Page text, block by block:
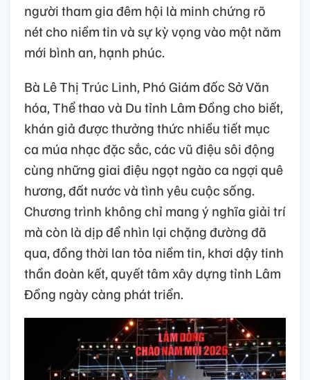
người tham gia đêm hội là minh chứng rõ
nét cho niềm tin và sự kỳ vọng vào một năm
mới bình an, hạnh phúc.
Bà Lê Thị Trúc Linh, Phó Giám đốc Sở Văn
hóa, Thể thao và Du tỉnh Lâm Đồng cho biết,
khán giả được thưởng thức nhiều tiết mục
ca múa nhạc đặc sắc, các vũ điệu sôi động
cùng những giai điệu ngọt ngào ca ngợi quê
hương, đất nước và tình yêu cuộc sống.
Chương trình không chỉ mang ý nghĩa giải trí
mà còn là dịp để nhìn lại chặng đường đã
qua, đồng thời lan tỏa niềm tin, khơi dậy tinh
thần đoàn kết, quyết tâm xây dựng tỉnh Lâm
Đồng ngày càng phát triển.